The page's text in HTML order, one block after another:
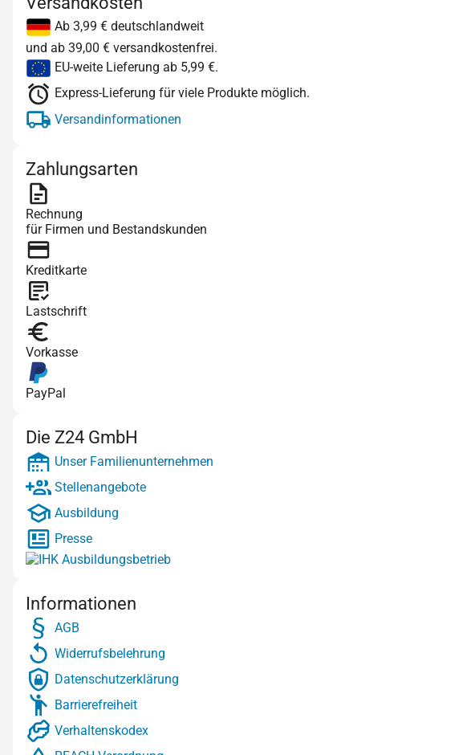
Ab 3,99 € deutschlandweit
und ab 39,00 € versandkostenfrei.
EU-weite Lieferung ab 5,99 €.
Express-Lieferung für viele Produkte möglich.
Versandinformationen
Zahlungsarten
Rechnung
für Firmen und Bestandskunden
Kreditkarte
Lastschrift
Vorkasse
PayPal
Die Z24 GmbH
Unser Familienunternehmen
Stellenangebote
Ausbildung
Presse
Informationen
AGB
Widerrufsbelehrung
Datenschutzerklärung
Barrierefreiheit
Verhaltenskodex